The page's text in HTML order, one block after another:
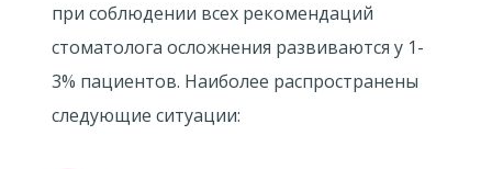
при соблюдении всех рекомендаций
стоматолога осложнения развиваются у 1-
3% пациентов. Наиболее распространены
следующие ситуации: